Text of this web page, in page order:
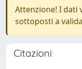
Attenzione! I dati
sottoposti a
Citazioni